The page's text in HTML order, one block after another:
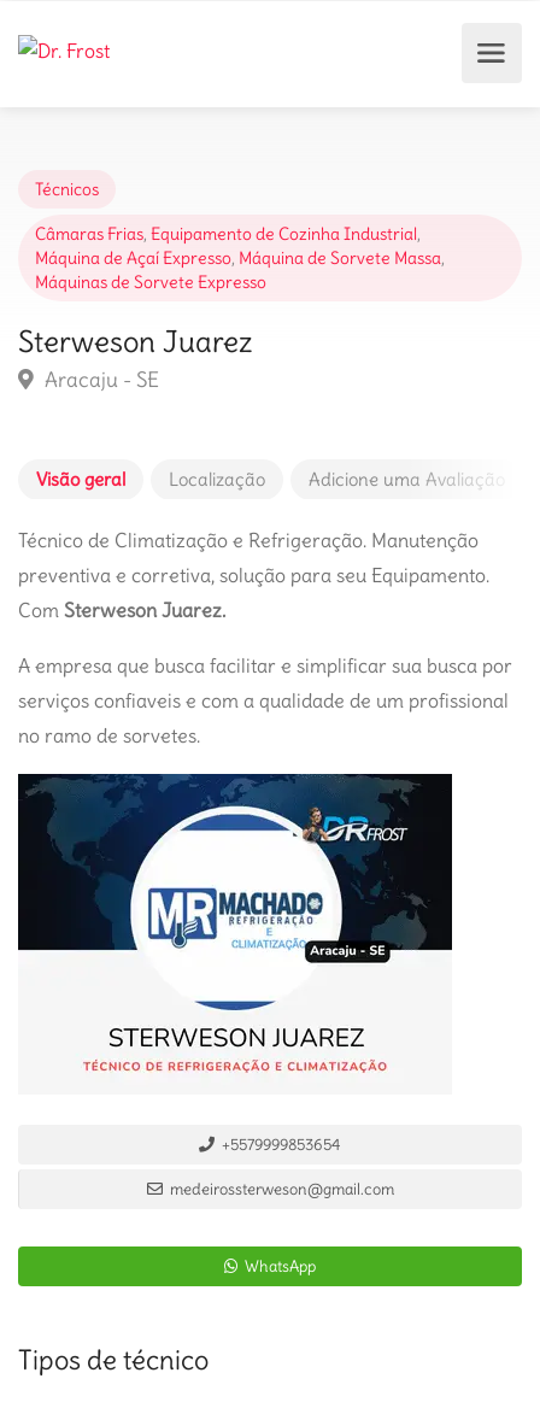
Técnicos
Câmaras Frias, Equipamento de Cozinha Industrial,
Máquina de Açaí Expresso, Máquina de Sorvete Massa,
Máquinas de Sorvete Expresso
Sterweson Juarez
Aracaju - SE
Visão geral Localização Adicione uma Avaliação
Técnico de Climatização e Refrigeração. Manutenção
preventiva e corretiva, solução para seu Equipamento.
Com Sterweson Juarez.
A empresa que busca facilitar e simplificar sua busca por
serviços confiaveis e com a qualidade de um profissional
no ramo de sorvetes.
+5579999853654
medeirossterweson@gmail.com
WhatsApp
Tipos de técnico